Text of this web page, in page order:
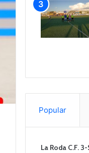
Popular
La Roda C.F.